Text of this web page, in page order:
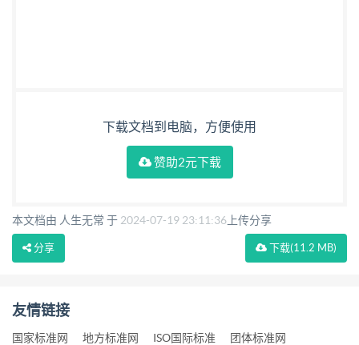
下载文档到电脑，方便使用
赞助2元下载
本文档由 人生无常 于 2024-07-19 23:11:36 上传分享
下载(11.2 MB)
分享
友情链接
国家标准网 地方标准网 ISO国际标准 团体标准网